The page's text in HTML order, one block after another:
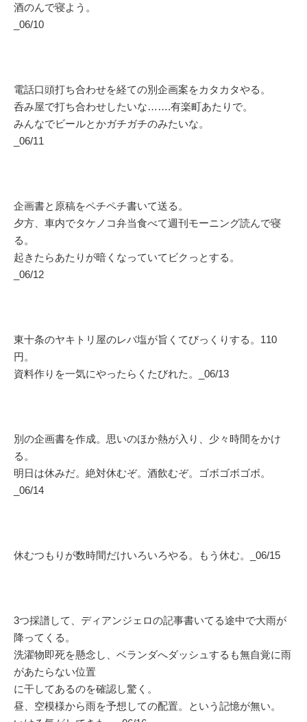
酒のんで寝よう。
_06/10
電話口頭打ち合わせを経ての別企画案をカタカタやる。
呑み屋で打ち合わせしたいな…….有楽町あたりで。
みんなでビールとかガチガチのみたいな。
_06/11
企画書と原稿をペチペチ書いて送る。
夕方、車内でタケノコ弁当食べて週刊モーニング読んで寝
る。
起きたらあたりが暗くなっていてビクっとする。
_06/12
東十条のヤキトリ屋のレバ塩が旨くてびっくりする。110
円。
資料作りを一気にやったらくたびれた。_06/13
別の企画書を作成。思いのほか熱が入り、少々時間をかけ
る。
明日は休みだ。絶対休むぞ。酒飲むぞ。ゴボゴボゴボ。
_06/14
休むつもりが数時間だけいろいろやる。もう休む。_06/15
3つ採譜して、ディアンジェロの記事書いてる途中で大雨が
降ってくる。
洗濯物即死を懸念し、ベランダへダッシュするも無自覚に雨
があたらない位置
に干してあるのを確認し驚く。
昼、空模様から雨を予想しての配置。という記憶が無い。